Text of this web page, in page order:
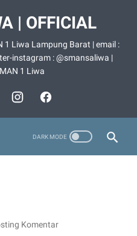
| OFFICIAL
1 Liwa Lampung Barat | email :
instagram : @smansaliwa |
1 Liwa
Komentar